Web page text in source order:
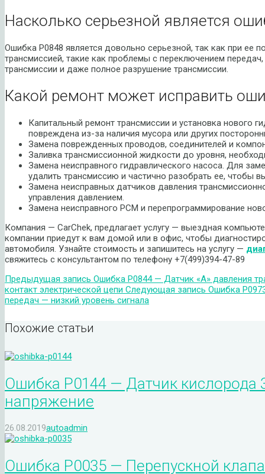
Насколько серьезной является
Ошибка P0848 является довольно серьезной, так как при ее
трансмиссией, такие как проблемы с переключением
трансмиссии и даже полное разрушение трансмиссии.
Какой ремонт может исправить
Капитальный ремонт трансмиссии и установка нового
повреждена из-за наличия мусора или других
Замена поврежденных проводов, соединителей и
Заливка трансмиссионной жидкости до уровня,
Замена неисправного гидравлического насоса. Для
удалить трансмиссию и частично разобрать ее, чтобы
Замена неисправных датчиков давления
управления давлением.
Замена неисправного PCM и перепрограммирование
Компания — CarChek, предлагает услугу — выездная
компании приедут к вам домой или в офис, чтобы
автомобиля. Узнайте стоимость и запишитесь на услугу —
свяжитесь с консультантом по телефону +7(499)394-47-89
Предыдущая запись Ошибка P0844 — Датчик «А» давления
контакт электрической цепи Следующая запись Ошибка
передач — низкий уровень сигнала
Похожие статьи
Ошибка P0144 — Датчик кислорода
напряжение
26.08.2019autoadmin
Ошибка P0035 — Перепускной